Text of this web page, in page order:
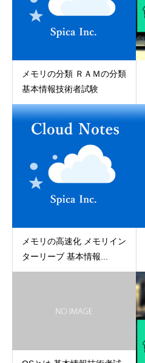
メモリの分類 ＲＡＭの分類
基本情報技術者試験
メモリの高速化 メモリイン
ターリーブ 基本情報...